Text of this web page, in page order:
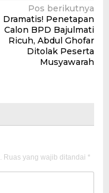
Pos berikutnya
Dramatis! Penetapan
Calon BPD Bajulmati
Ricuh, Abdul Ghofar
Ditolak Peserta
Musyawarah
Ruas yang wajib ditandai *